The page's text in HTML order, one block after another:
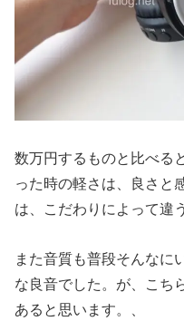
数万円するものと比べる
った時の軽さは、良さと
は、こだわりによって違
また音質も普段そんなに
な良音でした。が、こち
あると思います。、